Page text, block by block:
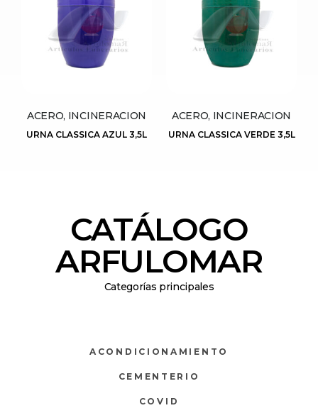
ACERO, INCINERACION
URNA CLASSICA AZUL 3,5L
ACERO, INCINERACION
URNA CLASSICA VERDE 3,5L
CATÁLOGO
ARFULOMAR
Categorías principales
ACONDICIONAMIENTO
CEMENTERIO
COVID